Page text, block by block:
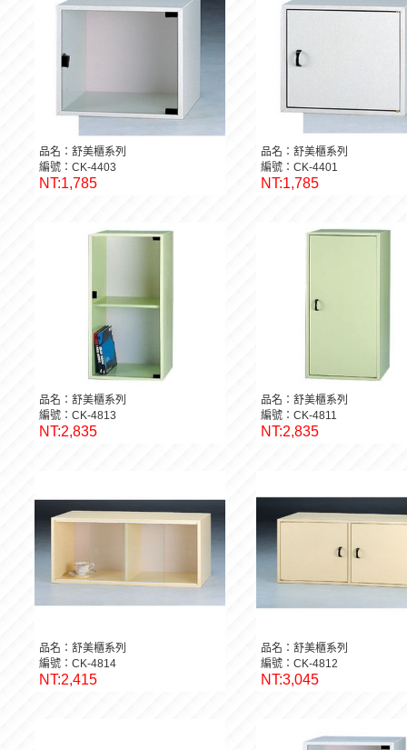
品名：舒美櫃系列
編號：CK-4403
NT:1,785
品名：舒美櫃系列
編號：CK-4401
NT:1,785
品名：舒美櫃系列
編號：CK-4813
NT:2,835
品名：舒美櫃系列
編號：CK-4811
NT:2,835
品名：舒美櫃系列
編號：CK-4814
NT:2,415
品名：舒美櫃系列
編號：CK-4812
NT:3,045